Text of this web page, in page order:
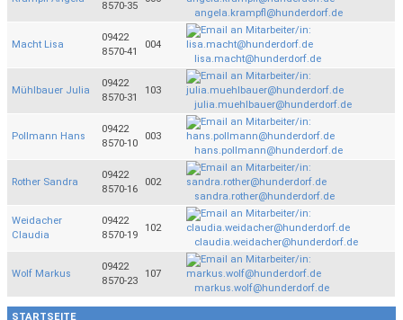
STARTSEITE
8570-35
angela.krampfl@hunderdorf.de
Macht Lisa
09422
8570-41
004
lisa.macht@hunderdorf.de
Mühlbauer Julia
09422
8570-31
103
julia.muehlbauer@hunderdorf.de
Pollmann Hans
09422
8570-10
003
hans.pollmann@hunderdorf.de
Rother Sandra
09422
8570-16
002
sandra.rother@hunderdorf.de
Weidacher
Claudia
09422
8570-19
102
claudia.weidacher@hunderdorf.de
Wolf Markus
09422
8570-23
107
markus.wolf@hunderdorf.de